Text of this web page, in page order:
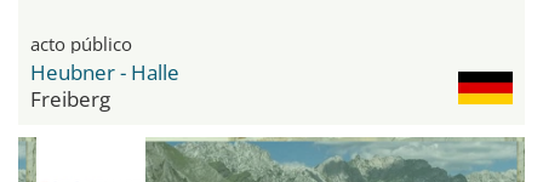
acto público
Heubner - Halle
Freiberg